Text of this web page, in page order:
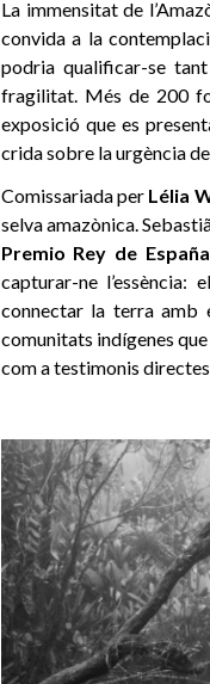
La immensitat de
convida a la
podria qualificar-se
fragilitat. Més de 200
exposició que es
crida sobre la urgència
Comissariada per Lélia
selva amazònica.
Premio Rey de
capturar-ne l’essència:
connectar la terra amb
comunitats indígenes
com a testimonis